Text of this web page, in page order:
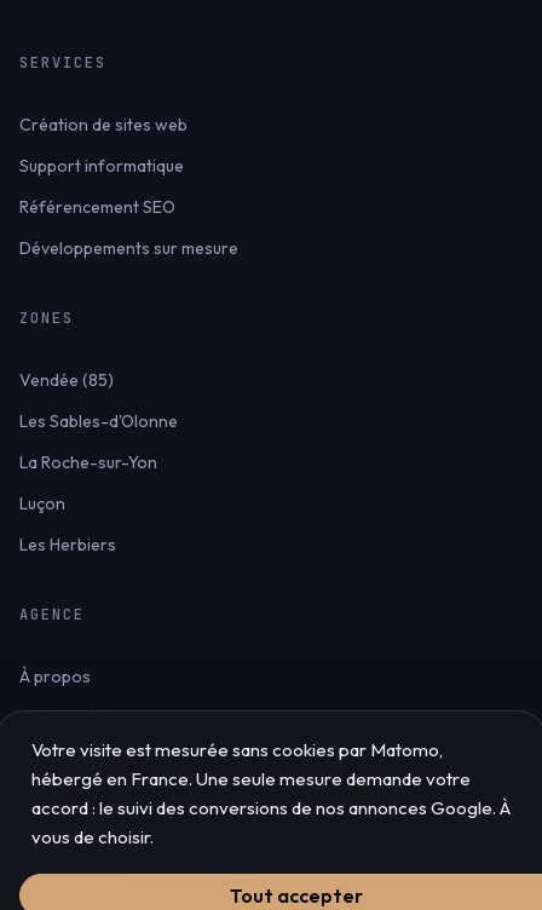
SERVICES
Création de sites web
Support informatique
Référencement SEO
Développements sur mesure
ZONES
Vendée (85)
Les Sables-d'Olonne
La Roche-sur-Yon
Luçon
Les Herbiers
AGENCE
À propos
Cas clients
Blog & ressources
Mentions légales
Confidentialité
Votre visite est mesurée sans cookies par Matomo,
hébergé en France. Une seule mesure demande votre
accord : le suivi des conversions de nos annonces Google. À
vous de choisir.
Tout accepter